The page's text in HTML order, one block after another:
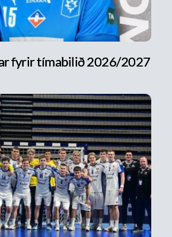
fyrir tímabilið 2026/2027